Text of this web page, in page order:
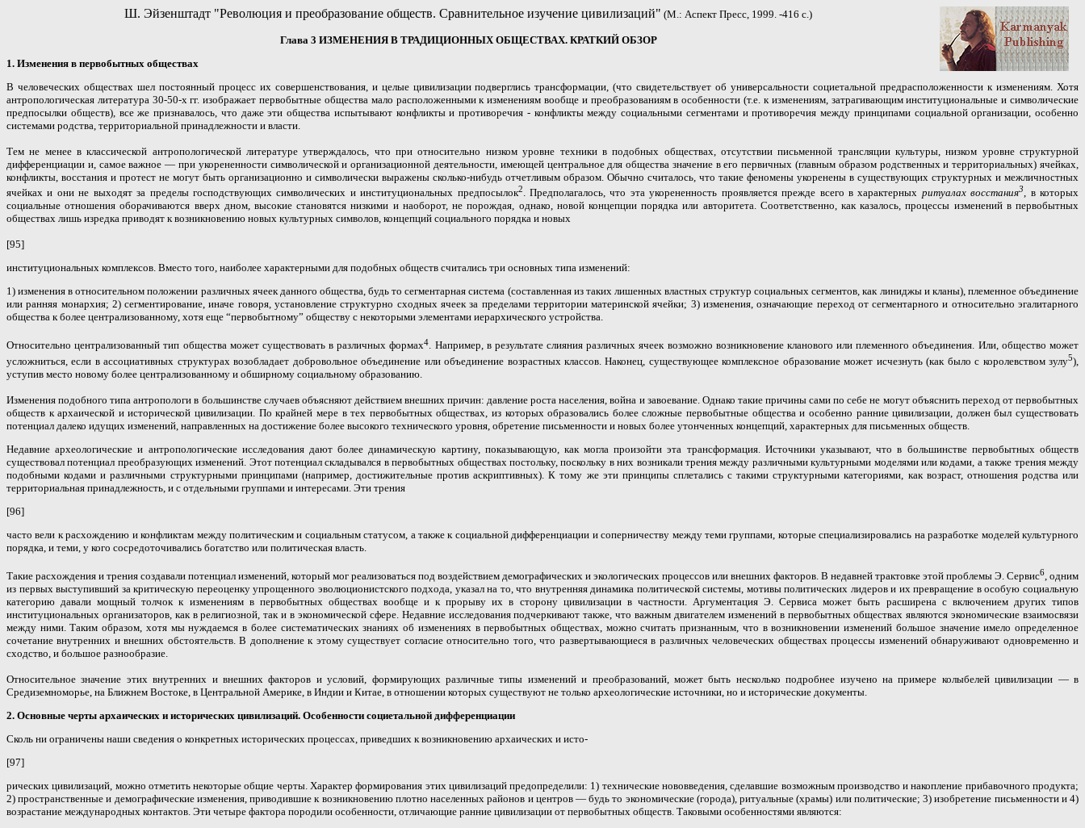
Ш. Эйзенштадт "Революция и преобразование обществ. Сравнительное изучение цивилизаций" (М.: Аспект Пресс, 1999. -416 с.)
Глава 3 ИЗМЕНЕНИЯ В ТРАДИЦИОННЫХ ОБЩЕСТВАХ. КРАТКИЙ ОБЗОР
1. Изменения в первобытных обществах
В человеческих обществах шел постоянный процесс их совершенствования, и целые цивилизации подверглись трансформации, (что свидетельствует об универсальности социетальной предрасположенности к изменениям. Хотя
антропологическая литература 30-50-х гг. изображает первобытные общества мало расположенными к изменениям вообще и преобразованиям в особенности (т.е. к изменениям, затрагивающим институциональные и символические
предпосылки обществ), все же признавалось, что даже эти общества испытывают конфликты и противоречия - конфликты между социальными сегментами и противоречия между принципами социальной организации, особенно
системами родства, территориальной принадлежности и власти.
Тем не менее в классической антропологической литературе утверждалось, что при относительно низком уровне техники в подобных обществах, отсутствии письменной трансляции культуры, низком уровне структурной
дифференциации и, самое важное — при укорененности символической и организационной деятельности, имеющей центральное для общества значение в его первичных (главным образом родственных и территориальных) ячейках,
конфликты, восстания и протест не могут быть организационно и символически выражены сколько-нибудь отчетливым образом. Обычно считалось, что такие феномены укоренены в существующих структурных и межличностных
ячейках и они не выходят за пределы господствующих символических и институциональных предпосылок2. Предполагалось, что эта укорененность проявляется прежде всего в характерных ритуалах восстания3, в которых
социальные отношения оборачиваются вверх дном, высокие становятся низкими и наоборот, не порождая, однако, новой концепции порядка или авторитета. Соответственно, как казалось, процессы изменений в первобытных
обществах лишь изредка приводят к возникновению новых культурных символов, концепций социального порядка и новых
[95]
институциональных комплексов. Вместо того, наиболее характерными для подобных обществ считались три основных типа изменений:
1) изменения в относительном положении различных ячеек данного общества, будь то сегментарная система (составленная из таких лишенных властных структур социальных сегментов, как линиджы и кланы), племенное объединение
или ранняя монархия; 2) сегментирование, иначе говоря, установление структурно сходных ячеек за пределами территории материнской ячейки; 3) изменения, означающие переход от сегментарного и относительно эгалитарного
общества к более централизованному, хотя еще “первобытному” обществу с некоторыми элементами иерархического устройства.
Относительно централизованный тип общества может существовать в различных формах4. Например, в результате слияния различных ячеек возможно возникновение кланового или племенного объединения. Или, общество может
усложниться, если в ассоциативных структурах возобладает добровольное объединение или объединение возрастных классов. Наконец, существующее комплексное образование может исчезнуть (как было с королевством зулу5),
уступив место новому более централизованному и обширному социальному образованию.
Изменения подобного типа антропологи в большинстве случаев объясняют действием внешних причин: давление роста населения, война и завоевание. Однако такие причины сами по себе не могут объяснить переход от первобытных
обществ к архаической и исторической цивилизации. По крайней мере в тех первобытных обществах, из которых образовались более сложные первобытные общества и особенно ранние цивилизации, должен был существовать
потенциал далеко идущих изменений, направленных на достижение более высокого технического уровня, обретение письменности и новых более утонченных концепций, характерных для письменных обществ.
Недавние археологические и антропологические исследования дают более динамическую картину, показывающую, как могла произойти эта трансформация. Источники указывают, что в большинстве первобытных обществ
существовал потенциал преобразующих изменений. Этот потенциал складывался в первобытных обществах постольку, поскольку в них возникали трения между различными культурными моделями или кодами, а также трения между
подобными кодами и различными структурными принципами (например, достижительные против аскриптивных). К тому же эти принципы сплетались с такими структурными категориями, как возраст, отношения родства или
территориальная принадлежность, и с отдельными группами и интересами. Эти трения
[96]
часто вели к расхождению и конфликтам между политическим и социальным статусом, а также к социальной дифференциации и соперничеству между теми группами, которые специализировались на разработке моделей культурного
порядка, и теми, у кого сосредоточивались богатство или политическая власть.
Такие расхождения и трения создавали потенциал изменений, который мог реализоваться под воздействием демографических и экологических процессов или внешних факторов. В недавней трактовке этой проблемы Э. Сервис6, одним
из первых выступивший за критическую переоценку упрощенного эволюционистского подхода, указал на то, что внутренняя динамика политической системы, мотивы политических лидеров и их превращение в особую социальную
категорию давали мощный толчок к изменениям в первобытных обществах вообще и к прорыву их в сторону цивилизации в частности. Аргументация Э. Сервиса может быть расширена с включением других типов
институциональных организаторов, как в религиозной, так и в экономической сфере. Недавние исследования подчеркивают также, что важным двигателем изменений в первобытных обществах являются экономические взаимосвязи
между ними. Таким образом, хотя мы нуждаемся в более систематических знаниях об изменениях в первобытных обществах, можно считать признанным, что в возникновении изменений большое значение имело определенное
сочетание внутренних и внешних обстоятельств. В дополнение к этому существует согласие относительно того, что развертывающиеся в различных человеческих обществах процессы изменений обнаруживают одновременно и
сходство, и большое разнообразие.
Относительное значение этих внутренних и внешних факторов и условий, формирующих различные типы изменений и преобразований, может быть несколько подробнее изучено на примере колыбелей цивилизации — в
Средиземноморье, на Ближнем Востоке, в Центральной Америке, в Индии и Китае, в отношении которых существуют не только археологические источники, но и исторические документы.
2. Основные черты архаических и исторических цивилизаций. Особенности социетальной дифференциации
Сколь ни ограничены наши сведения о конкретных исторических процессах, приведших к возникновению архаических и исто-
[97]
рических цивилизаций, можно отметить некоторые общие черты. Характер формирования этих цивилизаций предопределили: 1) технические нововведения, сделавшие возможным производство и накопление прибавочного продукта;
2) пространственные и демографические изменения, приводившие к возникновению плотно населенных районов и центров — будь то экономические (города), ритуальные (храмы) или политические; 3) изобретение письменности и 4)
возрастание международных контактов. Эти четыре фактора породили особенности, отличающие ранние цивилизации от первобытных обществ. Таковыми особенностями являются: